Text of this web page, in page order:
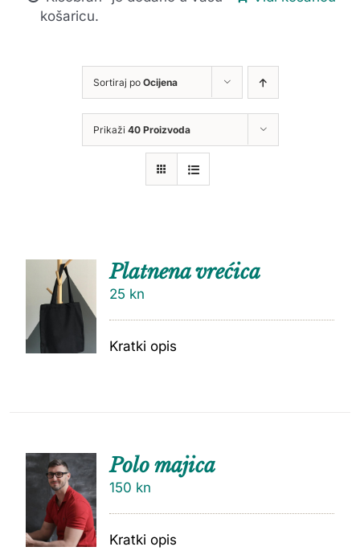
košaricu.
Sortiraj po Ocijena
Prikaži 40 Proizvoda
DODAJ
Platnena vrećica
25 kn
Kratki opis
DODAJ
U
KOŠARI
Polo majica
150 kn
Kratki opis